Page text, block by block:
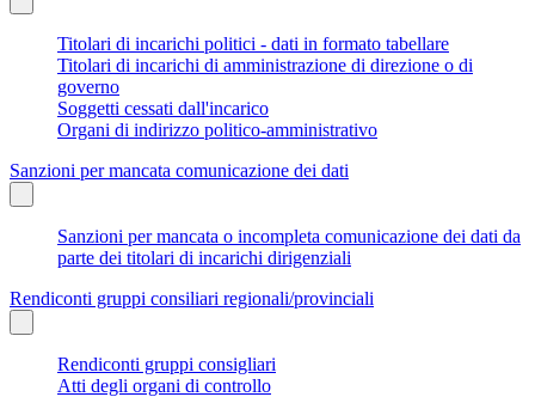
Titolari di incarichi politici - dati in formato tabellare
Titolari di incarichi di amministrazione di direzione o di
governo
Soggetti cessati dall'incarico
Organi di indirizzo politico-amministrativo
Sanzioni per mancata comunicazione dei dati
Sanzioni per mancata o incompleta comunicazione dei dati da
parte dei titolari di incarichi dirigenziali
Rendiconti gruppi consiliari regionali/provinciali
Rendiconti gruppi consigliari
Atti degli organi di controllo